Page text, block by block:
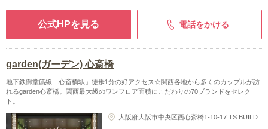
公式HPを見る 電話をかける
garden(ガーデン) 心斎橋
地下鉄御堂筋線「心斎橋駅」徒歩1分の好アクセス☆関西各地から多くのカップルが訪
れるgarden心斎橋。関西最大級のワンフロア面積にこだわりの70ブランドをセレク
ト。
大阪府大阪市中央区西心斎橋1-10-17 TS BUILD